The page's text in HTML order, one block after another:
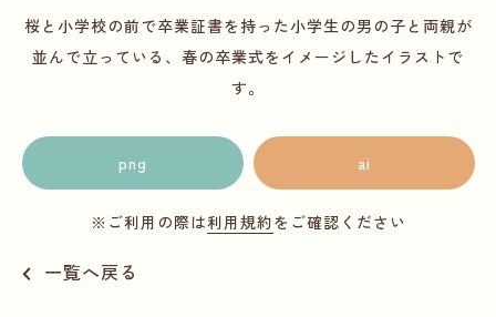
桜と小学校の前で卒業証書を持った小学生の男の子と両親が
並んで立っている、春の卒業式をイメージしたイラストで
す。
png ai
※ご利用の際は利用規約をご確認ください
一覧へ戻る